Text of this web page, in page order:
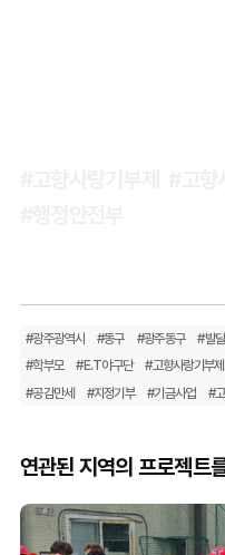
#광주광역시 #동구 #광주동구 #발
#학부모
#E.T야구단 #고향사랑기부제
#공감만세
#지정기부 #기금사업 #
연관된 지역의 프로젝트